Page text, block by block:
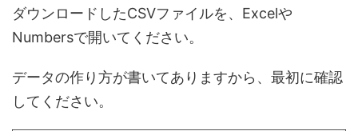
ダウンロードしたCSVファイルを、Excelや
Numbersで開いてください。
データの作り方が書いてありますから、最初に確認
してください。